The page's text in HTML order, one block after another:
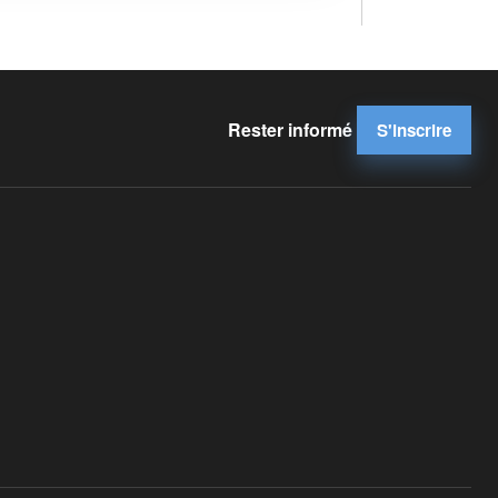
Rester informé S'inscrire